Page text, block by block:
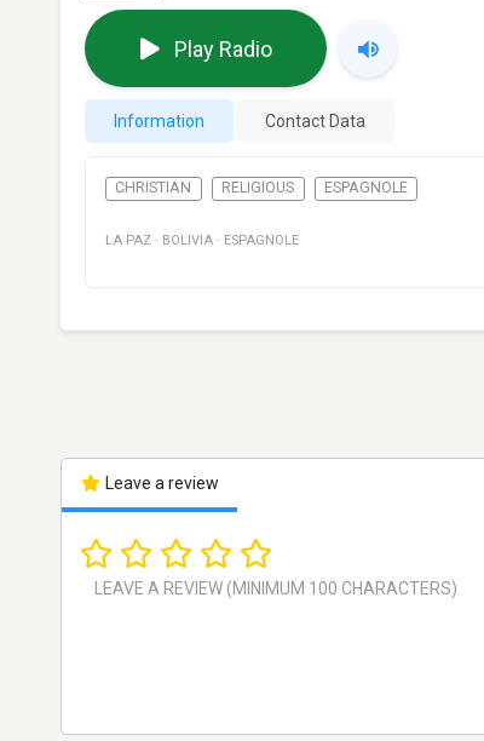
Play Radio
Information Contact Data
CHRISTIAN RELIGIOUS ESPAGNOLE
LA PAZ · BOLIVIA · ESPAGNOLE
Leave a review